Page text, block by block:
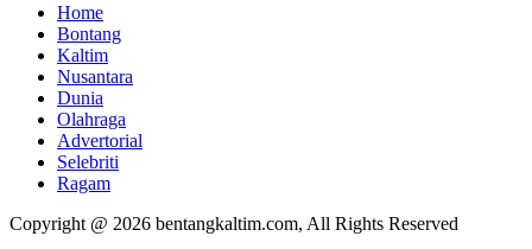
Home
Bontang
Kaltim
Nusantara
Dunia
Olahraga
Advertorial
Selebriti
Ragam
Copyright @ 2026 bentangkaltim.com, All Rights Reserved